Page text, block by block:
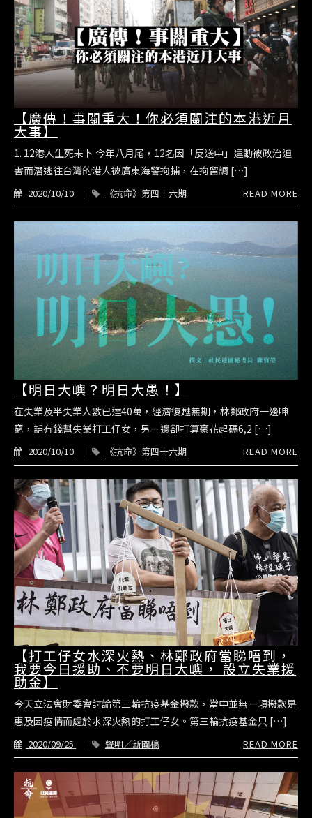
【廣傳！事關重大！你必須關注的本港近月
大事】
1. 12港人生死未卜 今年八月尾，12名因「反送中」運動被政治迫
害而潛逃往台灣的港人被廣東海警拘捕，在拘留調 […]
2020/10/10 《抗命》第四十六期 READ MORE
【明日大嶼？明日大愚！】
在失業及半失業人數已達40萬，經濟復甦無期，林鄭政府一邊呻
窮，話冇錢幫失業打工仔女，另一邊卻打算豪花起碼6,2 […]
2020/10/10 《抗命》第四十六期 READ MORE
【打工仔女水深火熱、林鄭政府當睇唔到，
我要今日援助、不要明日大嶼， 設立失業援
助金】
今天立法會財委會討論第三輪抗疫基金撥款，當中並無一項撥款是
惠及因疫情而處於水深火熱的打工仔女。第三輪抗疫基金只 […]
2020/09/25 聲明／新聞稿 READ MORE